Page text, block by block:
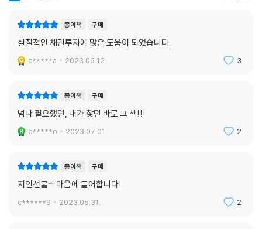
Q5 코코본드 투자는 안전한가요?
Q6 포프리라이프 님은 채권투자 시 이자뿐만 아니라 중도 매매에 따른 수
Q7 만기일이 9999인 채권은 무엇인가요?
료가 자동으로 적용되나요?
Q9 이미 과거에 매도한 채권인데, 제가 해당 채권을 매수했던 가격이 얼마
Q10 현재 매수할 수 있는 채권들의 확정수익률이 너무 낮아요. 이럴 때는
Q11 채권은 주식 등 다른 투자 수단에 비해 수익률이 너무 낮은 것이 아닌
가요?
건 행사되어야 하는 건가요?
감사합니다. 은행에서 금리 특판을 기대할 것이 아니라 채권투자로 월 생
활비를 나오게 해야겠습니다.
- 강찬*
종이책 구매
실질적인 채권투자에 많은 도움이 되었습니다.
c*****a 2023.06.12. 3
종이책 구매
넘나 필요했던, 내가 찾던 바로 그 책!!!
c*****o 2023.07.01. 2
종이책 구매
지인선물~ 마음에 들어합니다!
c******9 2023.05.31. 2